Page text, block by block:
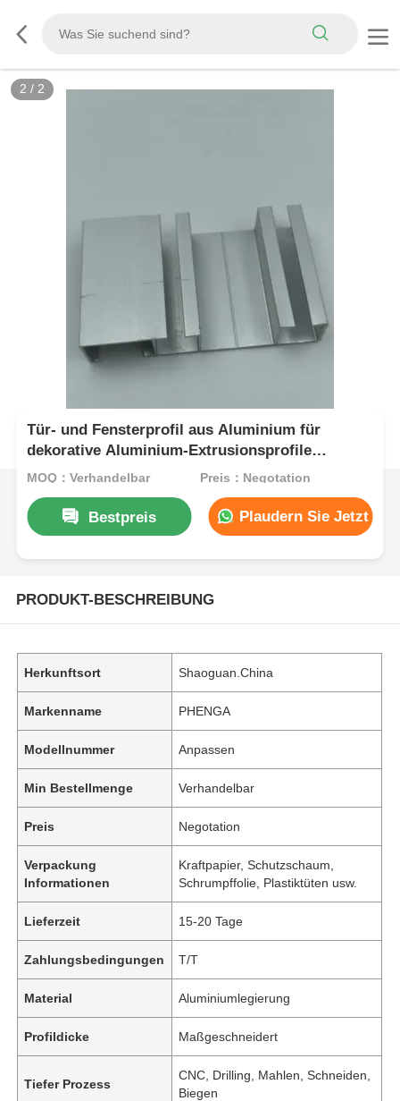
2 / 2
Tür- und Fensterprofil aus Aluminium für
dekorative Aluminium-Extrusionsprofile
Herstellung von Anodisierungswerken
MOQ：Verhandelbar Preis：Negotation
Bestpreis Plaudern Sie Jetzt
PRODUKT-BESCHREIBUNG
Herkunftsort Shaoguan.China
Markenname PHENGA
Modellnummer Anpassen
Min Bestellmenge Verhandelbar
Preis Negotation
Verpackung
Informationen
Kraftpapier, Schutzschaum,
Schrumpffolie, Plastiktüten usw.
Lieferzeit 15-20 Tage
Zahlungsbedingungen T/T
Material Aluminiumlegierung
Profildicke Maßgeschneidert
Tiefer Prozess
CNC, Drilling, Mahlen, Schneiden,
Biegen